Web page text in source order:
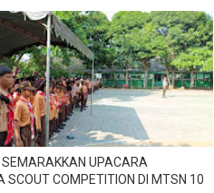
UPACARA
SCOUT COMPETITION DI MTSN 10